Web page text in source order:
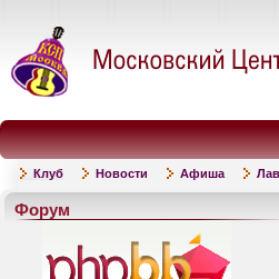
Клуб Новости Афиша
Форум